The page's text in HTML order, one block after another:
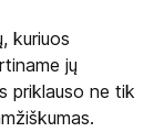
kuriuos
jų
priklauso ne tik